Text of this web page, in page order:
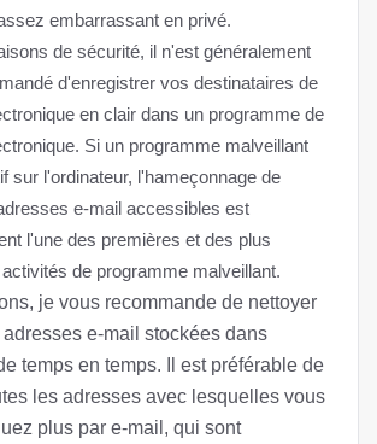
embarrassant en privé.
de sécurité, il n'est généralement
d'enregistrer vos destinataires de
en clair dans un programme de
Si un programme malveillant
sur l'ordinateur, l'hameçonnage de
e-mail accessibles est
l'une des premières et des plus
de programme malveillant.
je vous recommande de nettoyer
e-mail stockées dans
temps en temps. Il est préférable de
les adresses avec lesquelles vous
plus par e-mail, qui sont